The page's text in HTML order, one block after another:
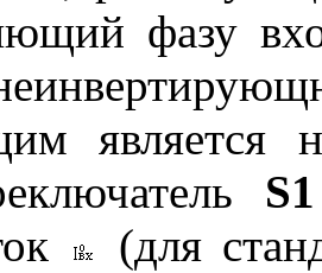
фазу
является
S1
(для